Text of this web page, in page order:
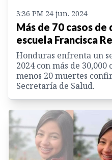
3:36 PM 24 jun. 2024
Más de 70 casos
escuela Francisca
Honduras enfrenta un
2024 con más de
menos 20 muertes
Secretaría de Salud.